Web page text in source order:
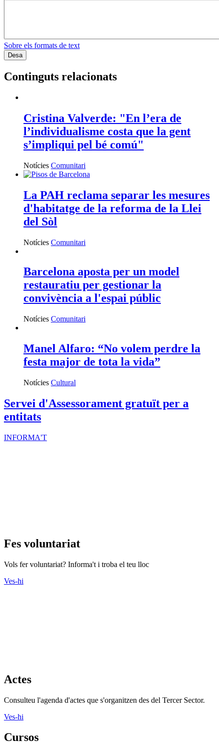
Sobre els formats de text
Continguts relacionats
Cristina Valverde: "En l’era de
l’individualisme costa que la gent
s’impliqui pel bé comú"
La PAH reclama separar les mesures
d'habitatge de la reforma de la Llei
del Sòl
Barcelona aposta per un model
restauratiu per gestionar la
convivència a l'espai públic
Manel Alfaro: “No volem perdre la
festa major de tota la vida”
Notícies Cultural
Servei d'Assessorament gratuït per a
entitats
Fes voluntariat
Vols fer voluntariat? Informa't i troba el teu lloc
Actes
Consulteu l'agenda d'actes que s'organitzen des del Tercer Sector.
Ves-hi